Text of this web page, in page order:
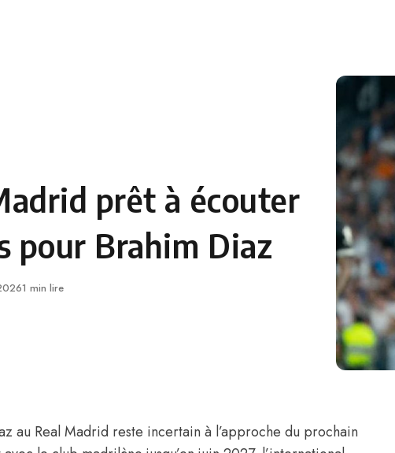
prêt à écouter
pour Brahim Diaz
1 min lire
au Real Madrid reste incertain à l’approche du prochain